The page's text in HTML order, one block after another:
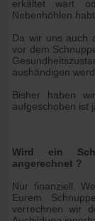
erkältet wart
Nebenhöhlen
Da wir uns auch
vor dem
aushändigen
Bisher haben
aufgeschoben ist
Wird ein
angerechnet ?
Nur finanziell.
Eurem
verrechnen wir